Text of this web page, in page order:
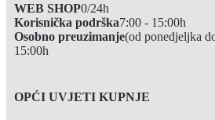
WEB SHOP0/24h
Korisnička podrška7:00 - 15:00h
Osobno preuzimanje(od ponedjeljka
15:00h
OPĆI UVJETI KUPNJE